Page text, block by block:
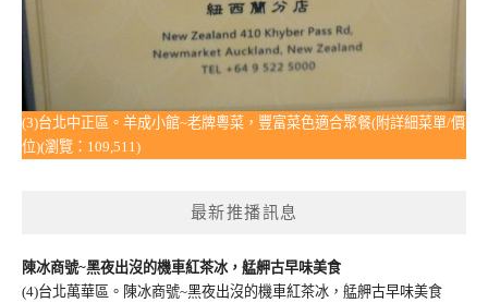
(3)台北中正區。羊成小館~老牌粵菜，豐富菜色適合聚餐(附詳細菜單/價
位)(瀏覽：109,511)
最新推播訊息
陳冰商號~黑夜出沒的機車紅茶冰，艋舺古早味美食
(4)台北萬華區。陳冰商號~黑夜出沒的機車紅茶冰，艋舺古早味美食